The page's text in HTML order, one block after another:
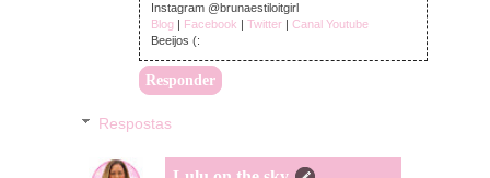
Instagram @brunaestiloitgirl
Blog | Facebook | Twitter | Canal Youtube
Beeijos (:
Responder
Respostas